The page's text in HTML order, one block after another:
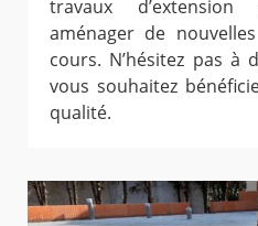
travaux
aménager de
cours. N’hésitez pas à
vous souhaitez
qualité.